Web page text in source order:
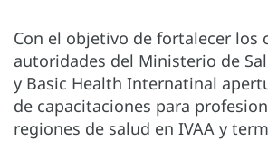
Con el objetivo de fortalecer los
autoridades del Ministerio de
y Basic Health Internatinal
de capacitaciones para
regiones de salud en IVAA y